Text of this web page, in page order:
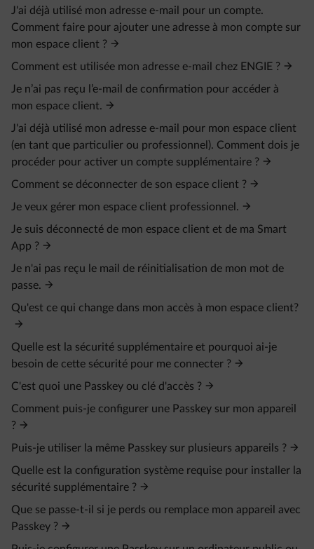
J'ai déjà utilisé mon adresse e-mail pour un compte.
Comment faire pour ajouter une adresse à mon compte sur
mon espace client ?
Comment est utilisée mon adresse e-mail chez ENGIE ?
Je n’ai pas reçu l’e‑mail de confirmation pour accéder à
mon espace client.
J'ai déjà utilisé mon adresse e-mail pour mon espace client
(en tant que particulier ou professionnel). Comment dois je
procéder pour activer un compte supplémentaire ?
Comment se déconnecter de son espace client ?
Je veux gérer mon espace client professionnel.
Je suis déconnecté de mon espace client et de ma Smart
App ?
Je n'ai pas reçu le mail de réinitialisation de mon mot de
passe.
Qu'est ce qui change dans mon accès à mon espace client?
Quelle est la sécurité supplémentaire et pourquoi ai-je
besoin de cette sécurité pour me connecter ?
C'est quoi une Passkey ou clé d'accès ?
Comment puis-je configurer une Passkey sur mon appareil
?
Puis-je utiliser la même Passkey sur plusieurs appareils ?
Quelle est la configuration système requise pour installer la
sécurité supplémentaire ?
Que se passe-t-il si je perds ou remplace mon appareil avec
Passkey ?